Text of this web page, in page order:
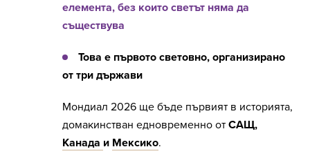
елемента, без които светът няма да
съществува
Това е първото световно, организирано
от три държави
Мондиал 2026 ще бъде първият в историята,
домакинстван едновременно от САЩ,
Канада и Мексико.